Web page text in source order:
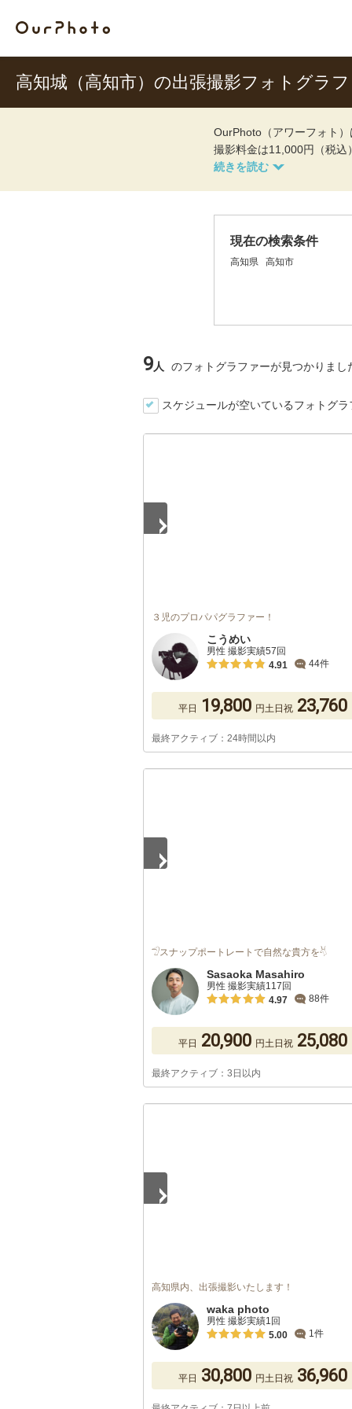
高知城（高知市）の出張撮影フォトグラ
OurPhoto（アワーフォト
撮影料金は11,000円（税込
現在の検索条件
高知県 高知市
9人 のフォトグラファーが見つかりまし
スケジュールが空いているフォトグ
３児のプロパパグラファー！
こうめい
男性 撮影実績57回
4.91
44件
平日 19,800 円土日祝 23,760
最終アクティブ：24時間以内
𓅿スナップポートレートで自然な貴方を𓄃
Sasaoka Masahiro
男性 撮影実績117回
4.97
88件
平日 20,900 円土日祝 25,080
最終アクティブ：3日以内
高知県内、出張撮影いたします！
waka photo
男性 撮影実績1回
5.00
1件
平日 30,800 円土日祝 36,960